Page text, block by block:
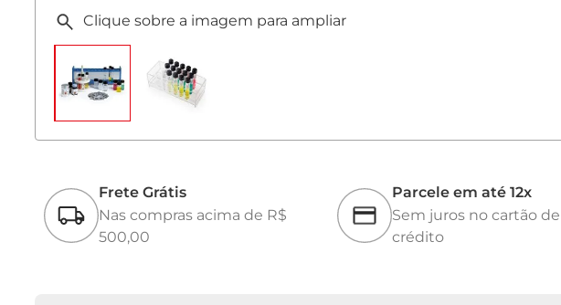
Frete Grátis
Nas compras acima de R$
500,00
Parcele em até 12x
Sem juros no cartão de
crédito